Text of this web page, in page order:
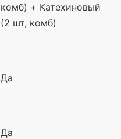
комб) + Катехиновый
(2 шт, комб)
Да
Да